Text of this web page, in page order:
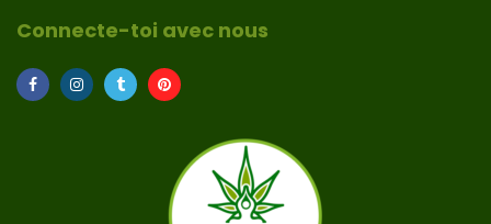
Connecte-toi avec nous